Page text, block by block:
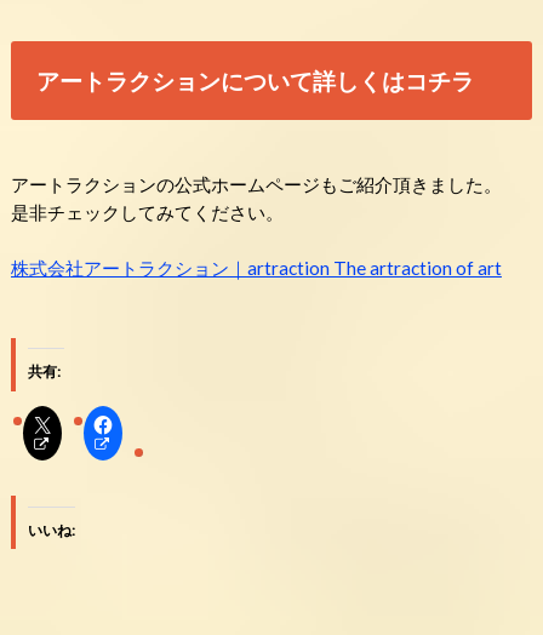
アートラクションについて詳しくはコチラ
アートラクションの公式ホームページもご紹介頂きました。
是非チェックしてみてください。
株式会社アートラクション｜artraction The artraction of art
共有:
いいね: